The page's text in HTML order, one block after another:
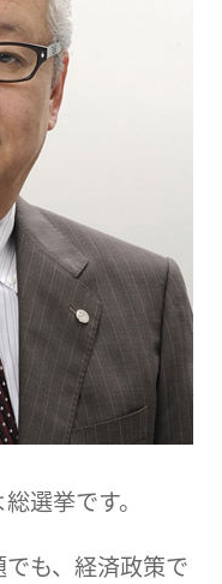
選挙です。
も、経済政策で